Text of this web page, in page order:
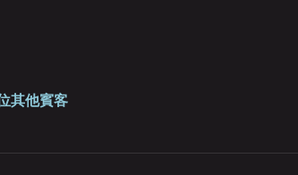
其他賓客